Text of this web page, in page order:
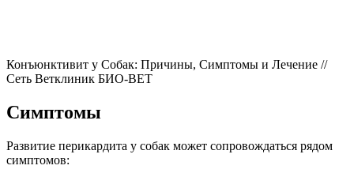
Конъюнктивит у Собак: Причины, Симптомы и Лечение //
Сеть Ветклиник БИО-ВЕТ
Симптомы
Развитие перикардита у собак может сопровождаться рядом
симптомов: